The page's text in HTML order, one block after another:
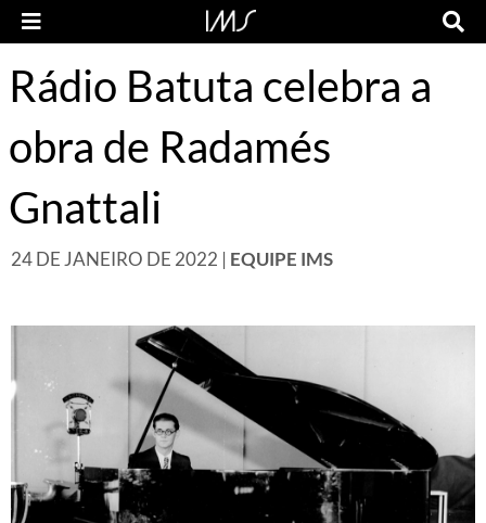
Rádio Batuta celebra a
obra de Radamés
Gnattali
24 DE JANEIRO DE 2022 | EQUIPE IMS